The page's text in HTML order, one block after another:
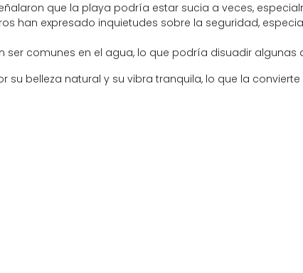
que la playa podría estar sucia a veces,
han expresado inquietudes sobre la seguridad,
ser comunes en el agua, lo que podría disuadir
su belleza natural y su vibra tranquila, lo que la